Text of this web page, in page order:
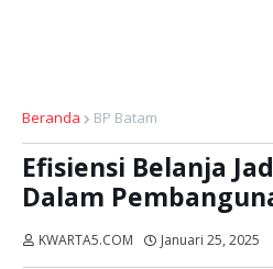
Beranda BP Batam
Efisiensi Belanja
Dalam
KWARTA5.COM Januari 25, 2025